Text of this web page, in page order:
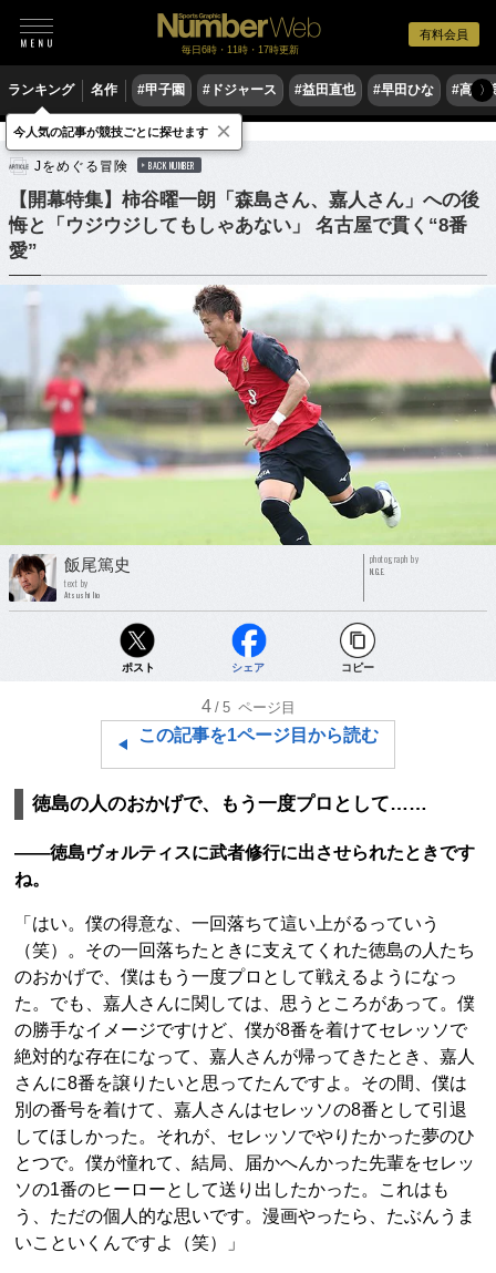
有料会員
毎日6時・11時・17時更新
ランキング 名作 #甲子園 #ドジャース #益田直也 #早田ひな #高木
〉
サッカー Jリーグ
Jをめぐる冒険 BACK NUMBER
【開幕特集】柿谷曜一朗「森島さん、嘉人さん」への後
悔と「ウジウジしてもしゃあない」 名古屋で貫く“8番
愛”
飯尾篤史
text by
Atsushi Iio
photograph by
N.G.E.
ポスト シェア コピー
4 /5 ページ目
この記事を1ページ目から読む
徳島の人のおかげで、もう一度プロとして……
――徳島ヴォルティスに武者修行に出させられたときです
ね。
「はい。僕の得意な、一回落ちて這い上がるっていう
（笑）。その一回落ちたときに支えてくれた徳島の人たち
のおかげで、僕はもう一度プロとして戦えるようになっ
た。でも、嘉人さんに関しては、思うところがあって。僕
の勝手なイメージですけど、僕が8番を着けてセレッソで
絶対的な存在になって、嘉人さんが帰ってきたとき、嘉人
さんに8番を譲りたいと思ってたんですよ。その間、僕は
別の番号を着けて、嘉人さんはセレッソの8番として引退
してほしかった。それが、セレッソでやりたかった夢のひ
とつで。僕が憧れて、結局、届かへんかった先輩をセレッ
ソの1番のヒーローとして送り出したかった。これはも
う、ただの個人的な思いです。漫画やったら、たぶんうま
いこといくんですよ（笑）」
今人気の記事が競技ごとに探せます ×